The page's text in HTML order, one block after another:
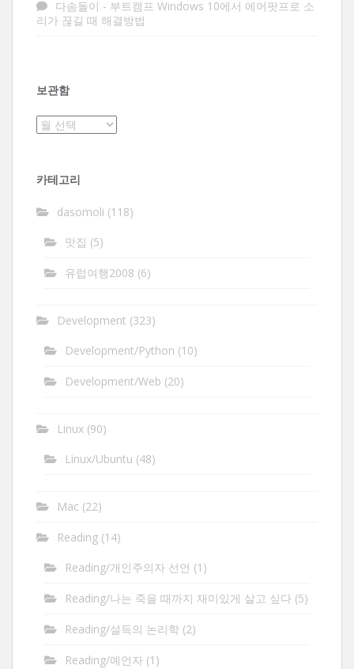
다솜돌이 - 부트캠프 Windows 10에서 에어팟프로 소
리가 끊길 때 해결방법
보관함
보
카테고리
dasomoli (118)
맛집 (5)
유럽여행2008 (6)
Development (323)
Development/Python (10)
Development/Web (20)
Linux (90)
Linux/Ubuntu (48)
Mac (22)
Reading (14)
Reading/개인주의자 선언 (1)
Reading/나는 죽을 때까지 재미있게 살고 싶다 (5)
Reading/설득의 논리학 (2)
Reading/예언자 (1)